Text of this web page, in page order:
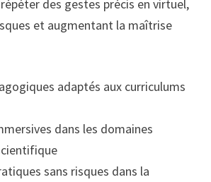
des gestes précis en virtuel,
et augmentant la maîtrise
adaptés aux curriculums
dans les domaines
sans risques dans la